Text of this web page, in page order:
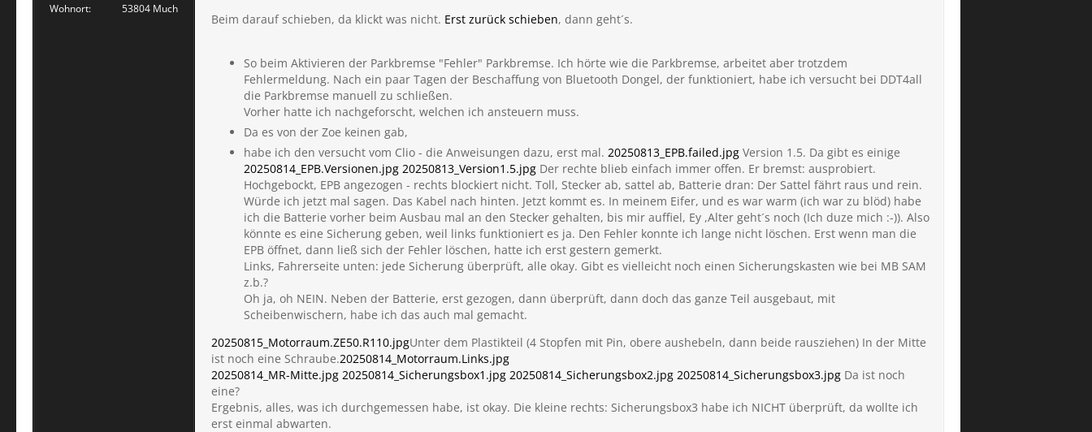
Wohnort
53804 Much
Beim darauf schieben, da klickt was nicht. Erst zurück schieben, dann geht´s.
So beim Aktivieren der Parkbremse "Fehler" Parkbremse. Ich hörte wie die Parkbremse, arbeitet aber trotzdem
Fehlermeldung. Nach ein paar Tagen der Beschaffung von Bluetooth Dongel, der funktioniert, habe ich versucht bei DDT4all
die Parkbremse manuell zu schließen.
Vorher hatte ich nachgeforscht, welchen ich ansteuern muss.
Da es von der Zoe keinen gab,
habe ich den versucht vom Clio - die Anweisungen dazu, erst mal. 20250813_EPB.failed.jpg Version 1.5. Da gibt es einige
20250814_EPB.Versionen.jpg 20250813_Version1.5.jpg Der rechte blieb einfach immer offen. Er bremst: ausprobiert.
Hochgebockt, EPB angezogen - rechts blockiert nicht. Toll, Stecker ab, sattel ab, Batterie dran: Der Sattel fährt raus und rein.
Würde ich jetzt mal sagen. Das Kabel nach hinten. Jetzt kommt es. In meinem Eifer, und es war warm (ich war zu blöd) habe
ich die Batterie vorher beim Ausbau mal an den Stecker gehalten, bis mir auffiel, Ey ,Alter geht´s noch (Ich duze mich :-)). Also
könnte es eine Sicherung geben, weil links funktioniert es ja. Den Fehler konnte ich lange nicht löschen. Erst wenn man die
EPB öffnet, dann ließ sich der Fehler löschen, hatte ich erst gestern gemerkt.
Links, Fahrerseite unten: jede Sicherung überprüft, alle okay. Gibt es vielleicht noch einen Sicherungskasten wie bei MB SAM
z.b.?
Oh ja, oh NEIN. Neben der Batterie, erst gezogen, dann überprüft, dann doch das ganze Teil ausgebaut, mit
Scheibenwischern, habe ich das auch mal gemacht.
20250815_Motorraum.ZE50.R110.jpgUnter dem Plastikteil (4 Stopfen mit Pin, obere aushebeln, dann beide rausziehen) In der Mitte
ist noch eine Schraube.20250814_Motorraum.Links.jpg
20250814_MR-Mitte.jpg 20250814_Sicherungsbox1.jpg 20250814_Sicherungsbox2.jpg 20250814_Sicherungsbox3.jpg Da ist noch
eine?
Ergebnis, alles, was ich durchgemessen habe, ist okay. Die kleine rechts: Sicherungsbox3 habe ich NICHT überprüft, da wollte ich
erst einmal abwarten.